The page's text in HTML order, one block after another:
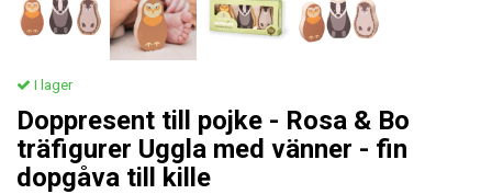
I lager
Doppresent till pojke - Rosa & Bo
träfigurer Uggla med vänner - fin
dopgåva till kille